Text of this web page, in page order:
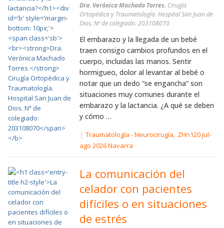
Dra. Verónica Machado Torres. Cirugía
Ortopédica y Traumatología. Hospital San Juan de
Dios. Nª de colegiado: 203108070
El embarazo y la llegada de un bebé
traen consigo cambios profundos en el
cuerpo, incluidas las manos. Sentir
hormigueo, dolor al levantar al bebé o
notar que un dedo “se engancha” son
situaciones muy comunes durante el
embarazo y la lactancia. ¿A qué se deben
y cómo …
| Traumatología - Neurocirugía, ZHn120 jul-
ago 2026 Navarra
La comunicación del
celador con pacientes
difíciles o en situaciones
de estrés